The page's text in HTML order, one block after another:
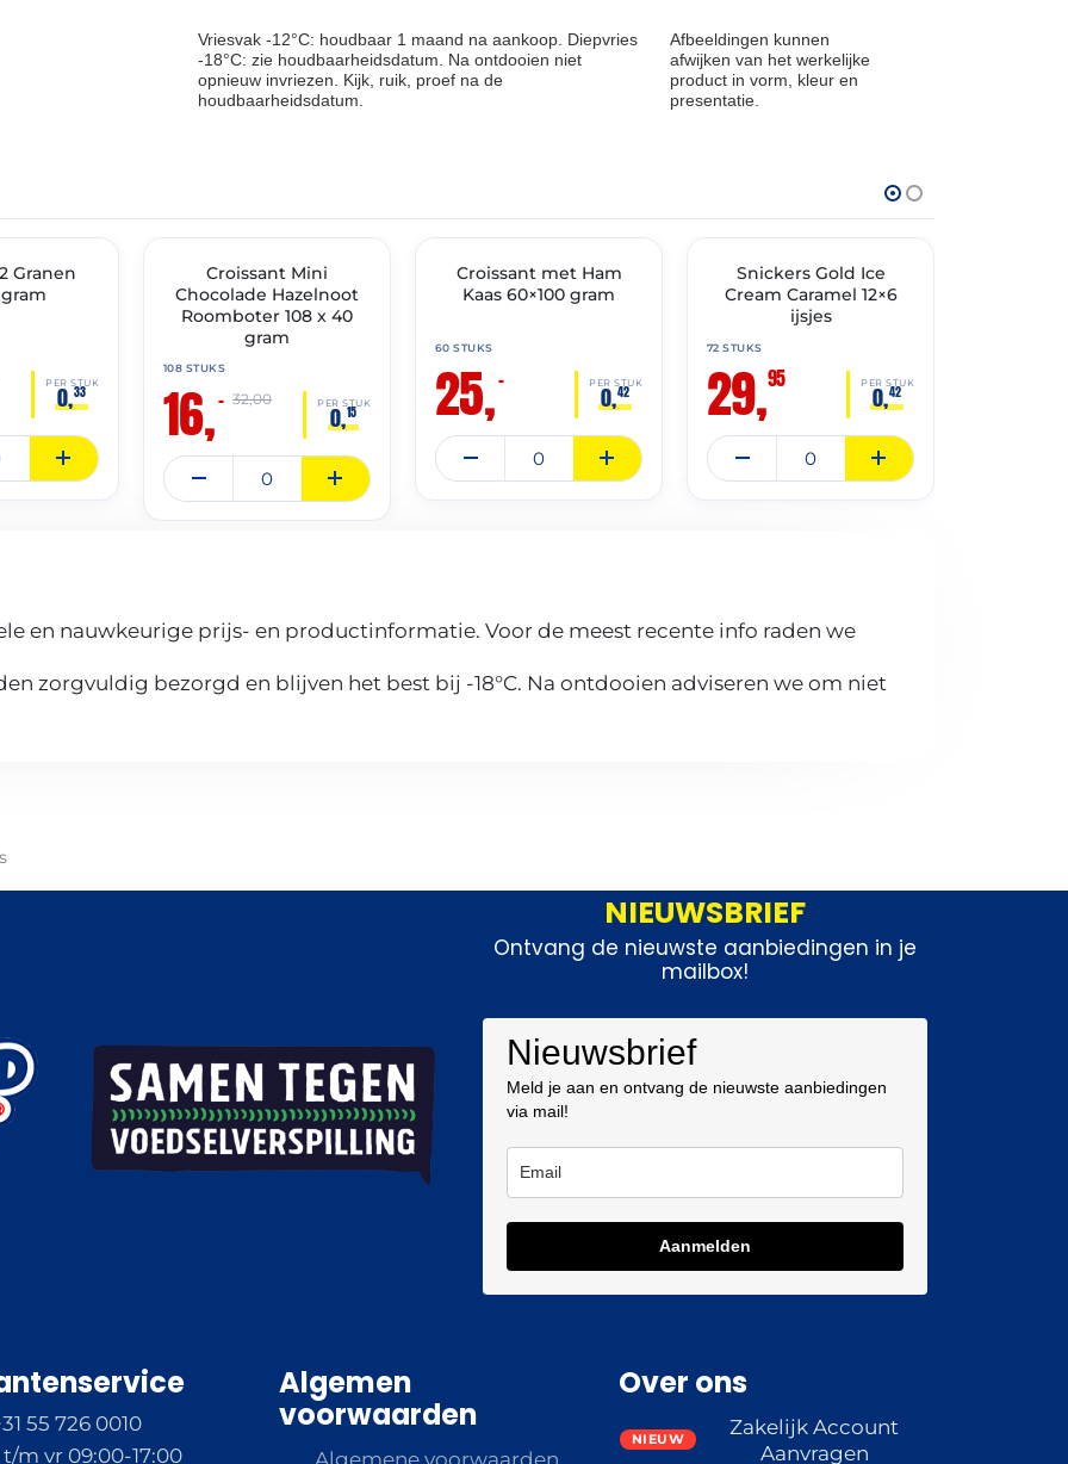
Vriesvak -12°C: houdbaar 1 maand na aankoop. Diepvries
-18°C: zie houdbaarheidsdatum. Na ontdooien niet
opnieuw invriezen. Kijk, ruik, proef na de
houdbaarheidsdatum.
Afbeeldingen kunnen
afwijken van het werkelijke
product in vorm, kleur en
presentatie.
Granen
PER STUK
0,33
🔥 OP=OPCroissant Mini
Chocolade Hazelnoot
Roomboter 108 x 40
gram
108 STUKS
16,– PER STUK
0,15
32,00
🔥 OP=OP
Croissant met Ham
Kaas 60×100 gram
60 STUKS
25,– PER STUK
0,42
🔥 OP=OP
Snickers Gold Ice
Cream Caramel 12×6
ijsjes
72 STUKS
29,95 PER STUK
0,42
en nauwkeurige prijs- en productinformatie. Voor de meest recente info raden we
zorgvuldig bezorgd en blijven het best bij -18°C. Na ontdooien adviseren we om niet
NIEUWSBRIEF
Ontvang de nieuwste aanbiedingen in je
mailbox!
Nieuwsbrief
Meld je aan en ontvang de nieuwste aanbiedingen
via mail!
Aanmelden
55 726 0010
m vr 09:00-17:00
Algemen
voorwaarden
Algemene voorwaarden
Over ons
Zakelijk Account
Aanvragen